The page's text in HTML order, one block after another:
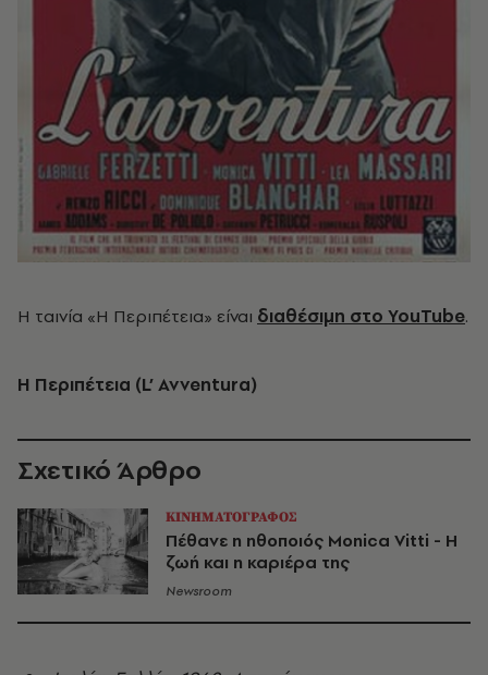
Η ταινία «Η Περιπέτεια» είναι διαθέσιμη στο YouTube.
Η Περιπέτεια (L’ Avventura)
Σχετικό Άρθρο
ΚΙΝΗΜΑΤΟΓΡΑΦΟΣ
Πέθανε η ηθοποιός Monica Vitti - Η
ζωή και η καριέρα της
Newsroom